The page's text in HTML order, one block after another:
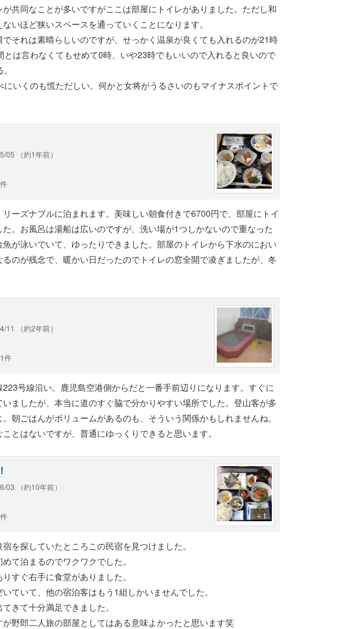
共同なことが多いですがここは部屋にトイレがありました。ただし和
いほど狭いスペースを通っていくことになります。
それは素晴らしいのですが、せっかく温泉が良くても入れるのが21時
とは言わなくてもせめて0時、いや23時でもいいので入れると良いので
にいくのも慌ただしい。何かと女将がうるさいのもマイナスポイントで
05 （約1年前）
ーズナブルに泊まれます。美味しい朝食付きで6700円で、部屋にトイ
。お風呂は湯船は広いのですが、洗い場が1つしかないので重なった
が泳いでいて、ゆったりできました。部屋のトイレから下水のにおい
のが残念で、暖かい日だったのでトイレの窓全開で凌ぎましたが、冬
11 （約2年前）
件
号線沿い。鹿児島空港側からだと一番手前辺りになります。すぐに
ましたが、本当に道のすぐ脇で分かりやすい場所でした。登山客が多
朝ごはんがボリュームがあるのも、そういう関係かもしれませんね。
とはないですが、普通にゆっくりできると思います。
03 （約10年前）
＋1
を探していたところこの民宿を見つけました。
て泊まるのでワクワクでした。
すぐ右手に食堂がありました。
ていて、他の宿泊客はもう1組しかいませんでした。
きて十分満足できました。
野郎二人旅の部屋としてはある意味よかったと思います笑